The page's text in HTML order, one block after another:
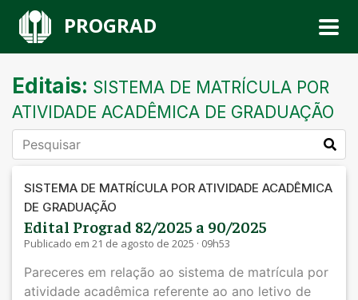
PROGRAD
Editais: SISTEMA DE MATRÍCULA POR
ATIVIDADE ACADÊMICA DE GRADUAÇÃO
SISTEMA DE MATRÍCULA POR ATIVIDADE ACADÊMICA
DE GRADUAÇÃO
Edital Prograd 82/2025 a 90/2025
Publicado em 21 de agosto de 2025 · 09h53
Pareceres em relação ao sistema de matrícula por
atividade acadêmica referente ao ano letivo de